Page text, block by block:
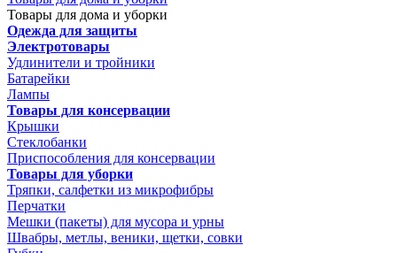
Товары для дома и уборки
Одежда для защиты
Электротовары
Удлинители и тройники
Батарейки
Лампы
Товары для консервации
Крышки
Стеклобанки
Приспособления для консервации
Товары для уборки
Тряпки, салфетки из микрофибры
Перчатки
Мешки (пакеты) для мусора и урны
Швабры, метлы, веники, щетки, совки